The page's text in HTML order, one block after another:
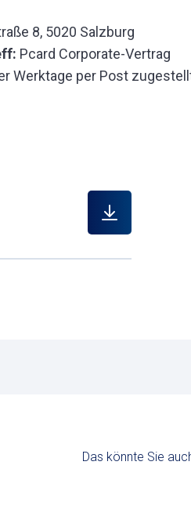
8, 5020 Salzburg
Pcard Corporate-Vertrag
Werktage per Post
Das könnte Sie